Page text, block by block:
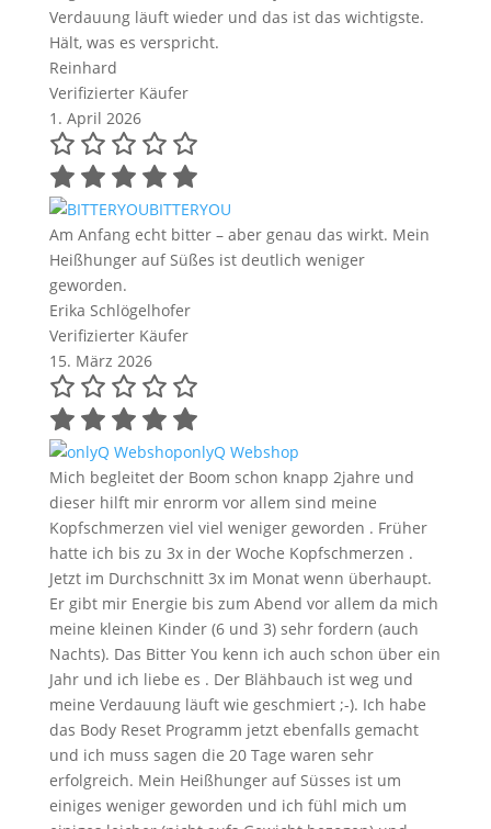
Verdauung läuft wieder und das ist das wichtigste.
Hält, was es verspricht.
Reinhard
Verifizierter Käufer
1. April 2026
BITTERYOU
Am Anfang echt bitter – aber genau das wirkt. Mein
Heißhunger auf Süßes ist deutlich weniger
geworden.
Erika Schlögelhofer
Verifizierter Käufer
15. März 2026
onlyQ Webshop
Mich begleitet der Boom schon knapp 2jahre und
dieser hilft mir enrorm vor allem sind meine
Kopfschmerzen viel viel weniger geworden . Früher
hatte ich bis zu 3x in der Woche Kopfschmerzen .
Jetzt im Durchschnitt 3x im Monat wenn überhaupt.
Er gibt mir Energie bis zum Abend vor allem da mich
meine kleinen Kinder (6 und 3) sehr fordern (auch
Nachts). Das Bitter You kenn ich auch schon über ein
Jahr und ich liebe es . Der Blähbauch ist weg und
meine Verdauung läuft wie geschmiert ;-). Ich habe
das Body Reset Programm jetzt ebenfalls gemacht
und ich muss sagen die 20 Tage waren sehr
erfolgreich. Mein Heißhunger auf Süsses ist um
einiges weniger geworden und ich fühl mich um